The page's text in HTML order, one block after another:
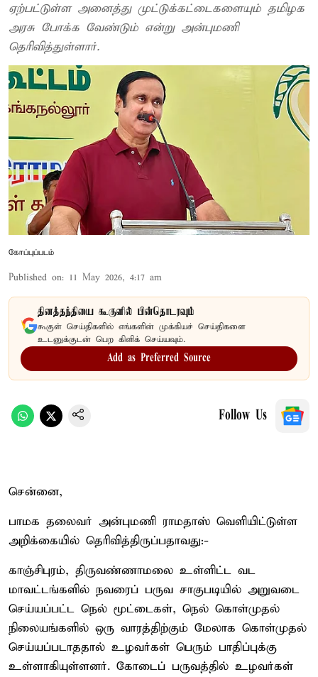
ஏற்பட்டுள்ள அனைத்து முட்டுக்கட்டைகளையும் தமிழக
அரசு போக்க வேண்டும் என்று அன்புமணி
தெரிவித்துள்ளார்.
கோப்புப்படம்
Published on: 11 May 2026, 4:17 am
தினத்தந்தியை கூகுளில் பின்தொடரவும்
கூகுள் செய்திகளில் எங்களின் முக்கியச் செய்திகளை
உடனுக்குடன் பெற கிளிக் செய்யவும்.
Add as Preferred Source
Follow Us
சென்னை,
பாமக தலைவர் அன்புமணி ராமதாஸ் வெளியிட்டுள்ள
அறிக்கையில் தெரிவித்திருப்பதாவது:-
காஞ்சிபுரம், திருவண்ணாமலை உள்ளிட்ட வட
மாவட்டங்களில் நவரைப் பருவ சாகுபடியில் அறுவடை
செய்யப்பட்ட நெல் மூட்டைகள், நெல் கொள்முதல்
நிலையங்களில் ஒரு வாரத்திற்கும் மேலாக கொள்முதல்
செய்யப்படாததால் உழவர்கள் பெரும் பாதிப்புக்கு
உள்ளாகியுள்ளனர். கோடைப் பருவத்தில் உழவர்கள்